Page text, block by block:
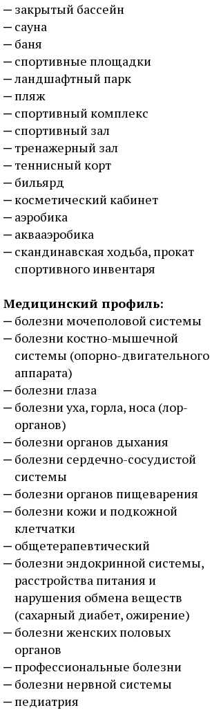
закрытый бассейн
сауна
баня
спортивные площадки
ландшафтный парк
пляж
спортивный комплекс
спортивный зал
тренажерный зал
теннисный корт
бильярд
косметический кабинет
аэробика
аквааэробика
скандинавская ходьба, прокат
спортивного инвентаря
Медицинский профиль:
болезни мочеполовой системы
болезни костно-мышечной
системы (опорно-двигательного
аппарата)
болезни глаза
болезни уха, горла, носа (лор-
органов)
болезни органов дыхания
болезни сердечно-сосудистой
системы
болезни органов пищеварения
болезни кожи и подкожной
клетчатки
общетерапевтический
болезни эндокринной системы,
расстройства питания и
нарушения обмена веществ
(сахарный диабет, ожирение)
болезни женских половых
органов
профессиональные болезни
болезни нервной системы
педиатрия